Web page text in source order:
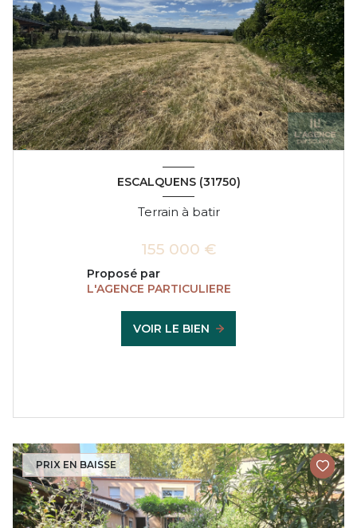
ESCALQUENS (31750)
Terrain à batir
155 000 €
Proposé par
L'AGENCE PARTICULIERE
VOIR LE BIEN
PRIX EN BAISSE